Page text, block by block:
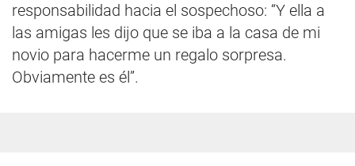
responsabilidad hacia el sospechoso: “Y ella a
las amigas les dijo que se iba a la casa de mi
novio para hacerme un regalo sorpresa.
Obviamente es él”.